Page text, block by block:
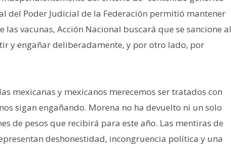
del Poder Judicial de la Federación permitió mantener
vacunas, Acción Nacional buscará que se sancione al
y engañar deliberadamente, y por otro lado, por
mexicanas y mexicanos merecemos ser tratados con
sigan engañando. Morena no ha devuelto ni un solo
de pesos que recibirá para este año. Las mentiras de
deshonestidad, incongruencia política y una